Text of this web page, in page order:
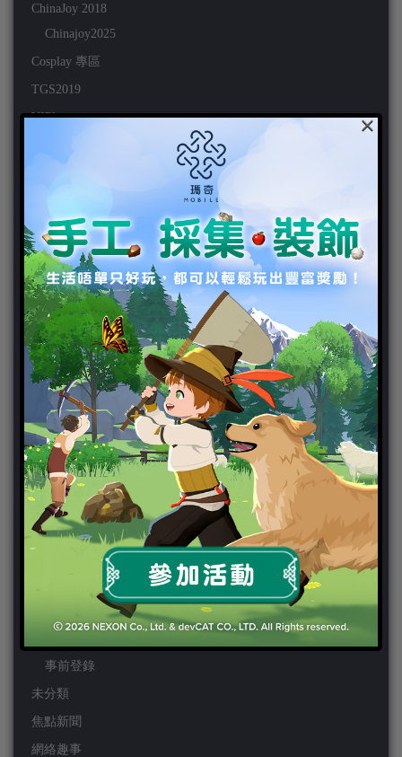
ChinaJoy 2018
Chinajoy2025
Cosplay 專區
TGS2019
VIPlayer
好康活動
官方虛寶
家用遊戲
3DS
PC
PS VITA
PS3
PS4
PSP
Wii
Wiiu
XBOX ONE
事前登錄
未分類
焦點新聞
網絡趣事
×